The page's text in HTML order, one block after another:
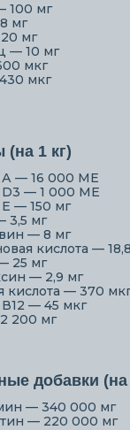
100 мг
мг
мг
— 10 мг
мкг
мкг
1 кг)
А — 16 000 МЕ
D3 — 1 000 МЕ
— 150 мг
3,5 мг
— 8 мг
кислота —
25 мг
— 2,9 мг
кислота — 370
— 45 мкг
200 мг
добавки (на
— 340 000 мг
— 220 000 мг